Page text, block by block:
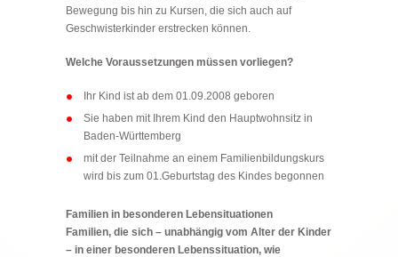
Bewegung bis hin zu Kursen, die sich auch auf
Geschwisterkinder erstrecken können.
Welche Voraussetzungen müssen vorliegen?
Ihr Kind ist ab dem 01.09.2008 geboren
Sie haben mit Ihrem Kind den Hauptwohnsitz in
Baden-Württemberg
mit der Teilnahme an einem Familienbildungskurs
wird bis zum 01.Geburtstag des Kindes begonnen
Familien in besonderen Lebensituationen
Familien, die sich – unabhängig vom Alter der Kinder
– in einer besonderen Lebenssituation, wie